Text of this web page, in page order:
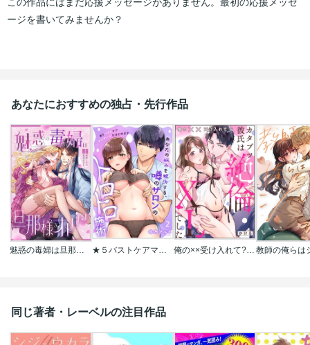
ージを書いてみませんか？
あなたにおすすめの独占・先行作品
同じ著者・レーベルの注目作品